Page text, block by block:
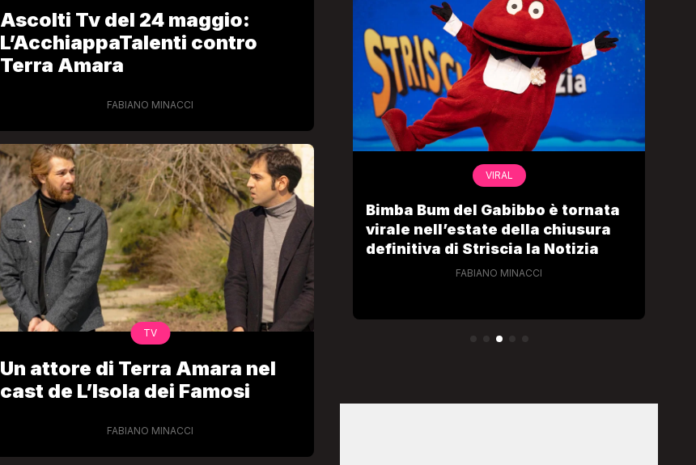
Ascolti Tv del 24 maggio:
L’AcchiappaTalenti contro
Terra Amara
FABIANO MINACCI
TV
Un attore di Terra Amara nel
cast de L’Isola dei Famosi
FABIANO MINACCI
VIRAL
Camilla Milanesi lascia tutto:
“Addio cike mie, siete state una
grande famiglia per me”
FABIANO MINACCI
VIRAL
Bimba Bum del Gabibbo è tornata
virale nell’estate della chiusura
definitiva di Striscia la Notizia
FABIANO MINACCI